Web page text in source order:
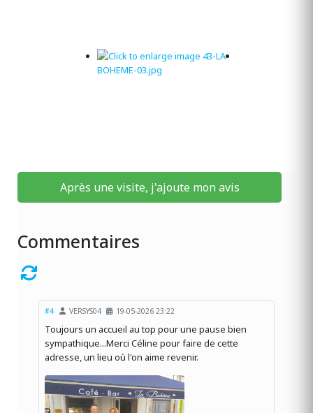
Après une visite, j'ajoute mon avis
Commentaires
#4 VERSYS04 19-05-2026 23:22
Toujours un accueil au top pour une pause bien
sympathique...Merci Céline pour faire de cette
adresse, un lieu où l'on aime revenir.